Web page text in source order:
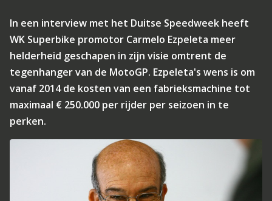
In een interview met het Duitse Speedweek heeft
WK Superbike promotor Carmelo Ezpeleta meer
helderheid geschapen in zijn visie omtrent de
tegenhanger van de MotoGP. Ezpeleta's wens is om
vanaf 2014 de kosten van een fabrieksmachine tot
maximaal € 250.000 per rijder per seizoen in te
perken.